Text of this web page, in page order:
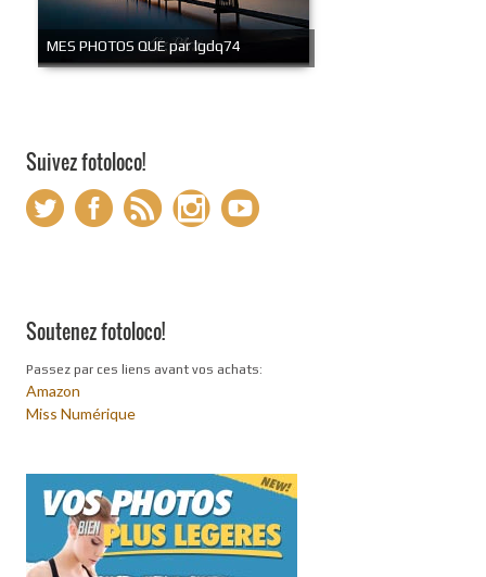
MES PHOTOS QUE par lgdq74
Suivez fotoloco!
Soutenez fotoloco!
Passez par ces liens avant vos achats:
Amazon
Miss Numérique